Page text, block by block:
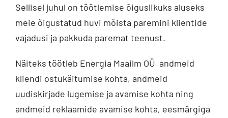
Sellisel juhul on töötlemise õiguslikuks aluseks
meie õigustatud huvi mõista paremini klientide
vajadusi ja pakkuda paremat teenust.
Näiteks töötleb Energia Maailm OÜ andmeid
kliendi ostukäitumise kohta, andmeid
uudiskirjade lugemise ja avamise kohta ning
andmeid reklaamide avamise kohta, eesmärgiga